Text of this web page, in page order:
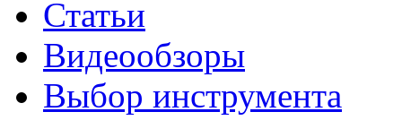
Статьи
Видеообзоры
Выбор инструмента